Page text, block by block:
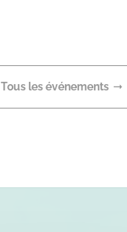
Tous les événements